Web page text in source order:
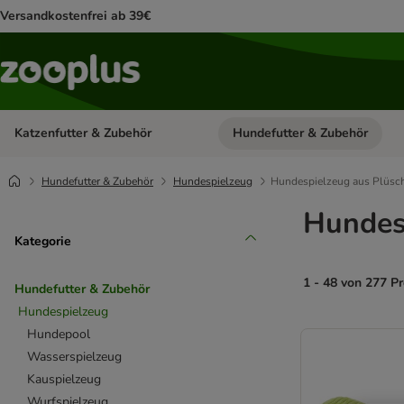
Versandkostenfrei ab 39€
Katzenfutter & Zubehör Kategorie-Menü öffnen:
Hundefutter & Zubehör
Hundefutter & Zubehör Hundespielzeug Hundespielzeug aus
Kategorie
Hundefutter & Zubehör
Hundespielzeug
Hundepool
Wasserspielzeug
Kauspielzeug
1 - 48 von 277